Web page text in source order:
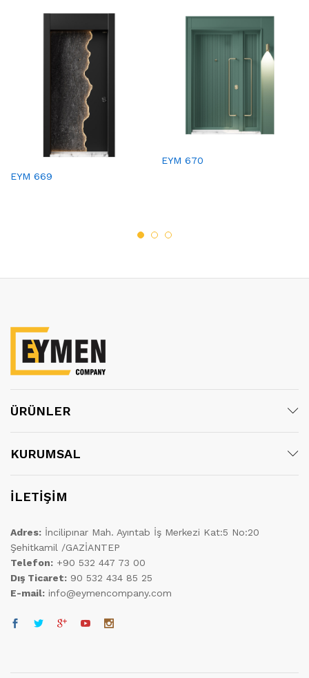
EYM 669
EYM 670
ÜRÜNLER
KURUMSAL
İLETİŞİM
Adres: İncilipınar Mah. Ayıntab İş Merkezi Kat:5 No:20
Şehitkamil /GAZİANTEP
Telefon: +90 532 447 73 00
Dış Ticaret: 90 532 434 85 25
E-mail: info@eymencompany.com